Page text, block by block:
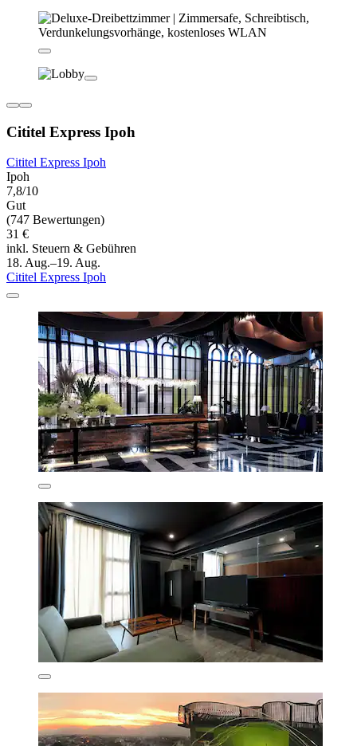
Cititel Express Ipoh
Cititel Express Ipoh
Ipoh
7,8/10
Gut
(747 Bewertungen)
31 €
inkl. Steuern & Gebühren
18. Aug.–19. Aug.
Cititel Express Ipoh